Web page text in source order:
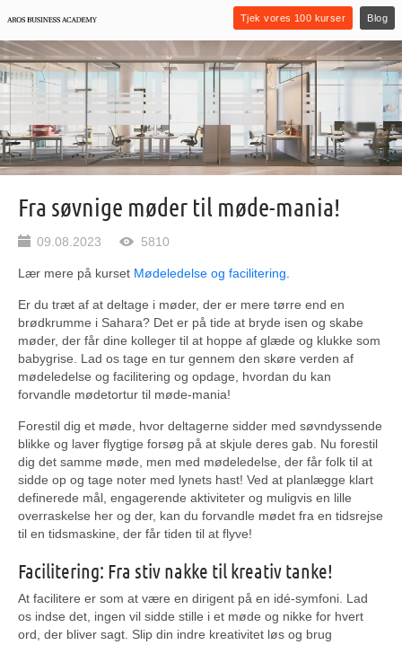
Tjek vores 100 kurser Blog
Fra søvnige møder til møde-mania!
09.08.2023 5810
Lær mere på kurset Mødeledelse og facilitering
Er du træt af at deltage i møder, der er mere tørre end en
brødkrumme i Sahara? Det er på tide at bryde isen og skabe
møder, der får dine kolleger til at hoppe af glæde og klukke som
babygrise. Lad os tage en tur gennem den skøre verden af
mødeledelse og facilitering og opdage, hvordan du kan
forvandle mødetortur til møde-mania!
Forestil dig et møde, hvor deltagerne sidder med søvndyssende
blikke og laver flygtige forsøg på at skjule deres gab. Nu forestil
dig det samme møde, men med mødeledelse, der får folk til at
sidde op og tage noter med lynets hast! Ved at planlægge klart
definerede mål, engagerende aktiviteter og muligvis en lille
overraskelse her og der, kan du forvandle mødet fra en tidsrejse
til en tidsmaskine, der får tiden til at flyve!
Facilitering: Fra stiv nakke til kreativ tanke!
At facilitere er som at være en dirigent på en idé-symfoni. Lad
os indse det, ingen vil sidde stille i et møde og nikke for hvert
ord, der bliver sagt. Slip din indre kreativitet løs og brug